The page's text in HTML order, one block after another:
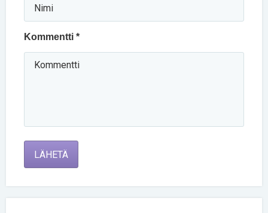
Kommentti *
LÄHETÄ